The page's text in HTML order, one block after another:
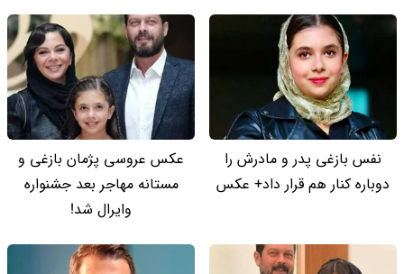
نفس بازغی پدر و مادرش را
دوباره کنار هم قرار داد+ عکس
عکس عروسی پژمان بازغی و
مستانه مهاجر بعد جشنواره
وایرال شد!